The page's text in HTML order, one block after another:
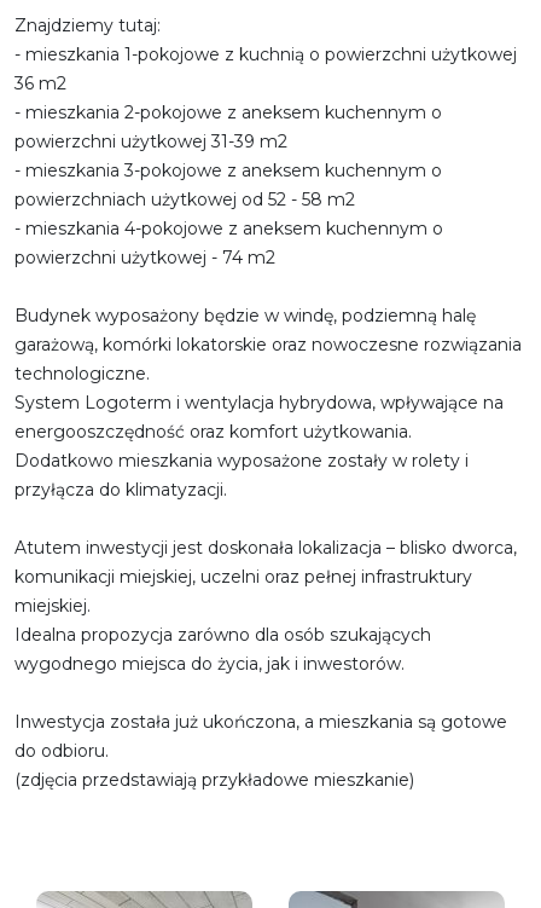
Znajdziemy tutaj:
- mieszkania 1-pokojowe z kuchnią o powierzchni użytkowej
36 m2
- mieszkania 2-pokojowe z aneksem kuchennym o
powierzchni użytkowej 31-39 m2
- mieszkania 3-pokojowe z aneksem kuchennym o
powierzchniach użytkowej od 52 - 58 m2
- mieszkania 4-pokojowe z aneksem kuchennym o
powierzchni użytkowej - 74 m2
Budynek wyposażony będzie w windę, podziemną halę
garażową, komórki lokatorskie oraz nowoczesne rozwiązania
technologiczne.
System Logoterm i wentylacja hybrydowa, wpływające na
energooszczędność oraz komfort użytkowania.
Dodatkowo mieszkania wyposażone zostały w rolety i
przyłącza do klimatyzacji.
Atutem inwestycji jest doskonała lokalizacja – blisko dworca,
komunikacji miejskiej, uczelni oraz pełnej infrastruktury
miejskiej.
Idealna propozycja zarówno dla osób szukających
wygodnego miejsca do życia, jak i inwestorów.
Inwestycja została już ukończona, a mieszkania są gotowe
do odbioru.
(zdjęcia przedstawiają przykładowe mieszkanie)